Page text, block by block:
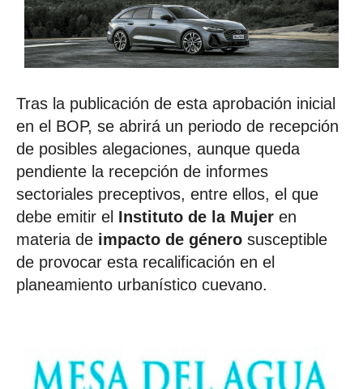
Tras la publicación de esta aprobación inicial
en el BOP, se abrirá un periodo de recepción
de posibles alegaciones, aunque queda
pendiente la recepción de informes
sectoriales preceptivos, entre ellos, el que
debe emitir el Instituto de la Mujer en
materia de impacto de género susceptible
de provocar esta recalificación en el
planeamiento urbanístico cuevano.